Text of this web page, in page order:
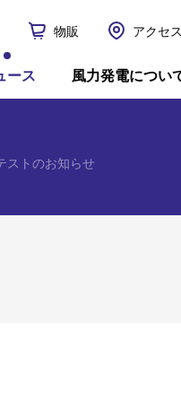
物販 アクセス
ース 風力発電につい
ストのお知らせ